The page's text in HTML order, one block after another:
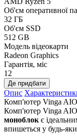
Об'єм оперативної
32 ГБ
Об'єм SSD
512 GB
Модель відеокарти
Radeon Graphics
Гарантія, міс
12
Де придбати
Опис
Комп'ютер Vinga
Комп'ютер Vinga AIO
моноблок є
впишеться у будь-